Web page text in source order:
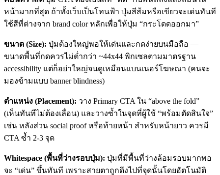
หน้ามากที่สุด ถ้าทั้งเว็บเป็นโทนฟ้า ปุ่มสีส้มหรือเขียวจะเด่นทันที
ใช้สีที่ต่างจาก brand color หลักเพื่อให้ปุ่ม “กระโดดออกมา”
ขนาด (Size): ปุ่มต้องใหญ่พอให้เด่นและกดง่ายบนมือถือ —
ขนาดพื้นที่กดควรไม่ต่ำกว่า ~44x44 พิกเซลตามมาตรฐาน
accessibility แต่ก็อย่าใหญ่จนดูเหมือนแบนเนอร์โฆษณา (คนจะ
มองข้ามแบบ banner blindness)
ตำแหน่ง (Placement): วาง Primary CTA ใน “above the fold”
(เห็นทันทีไม่ต้องเลื่อน) และวางซ้ำในจุดที่ผู้ใช้ “พร้อมตัดสินใจ”
เช่น หลังส่วน social proof หรือท้ายหน้า สำหรับหน้ายาว ควรมี
CTA ซ้ำ 2-3 จุด
Whitespace (พื้นที่ว่างรอบปุ่ม): ปุ่มที่มีพื้นที่ว่างล้อมรอบมากพอ
จะ “เด่น” ขึ้นทันที เพราะสายตาถูกดึงไปที่จุดนั้นโดยอัตโนมัติ